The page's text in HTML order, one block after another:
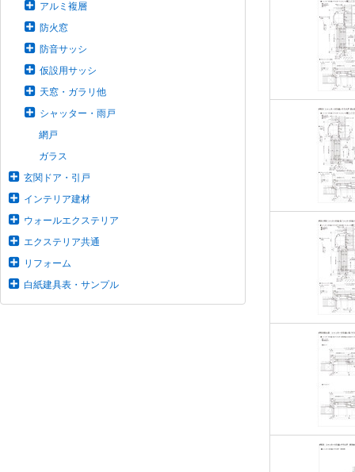
アルミ複層
防火窓
防音サッシ
仮設用サッシ
天窓・ガラリ他
シャッター・雨戸
網戸
ガラス
玄関ドア・引戸
インテリア建材
ウォールエクステリア
エクステリア共通
リフォーム
白紙建具表・サンプル